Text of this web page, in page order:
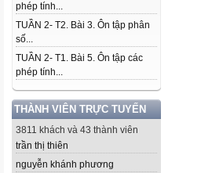
phép tính...
TUẦN 2- T2. Bài 3. Ôn tập phân
số...
TUẦN 2- T1. Bài 5. Ôn tập các
phép tính...
THÀNH VIÊN TRỰC TUYẾN
3811 khách và 43 thành viên
trần thị thiên
nguyễn khánh phương